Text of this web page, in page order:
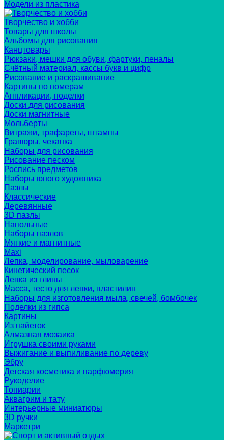
Модели из пластика
Творчество и хобби
Товары для школы
Альбомы для рисования
Канцтовары
Рюкзаки, мешки для обуви, фартуки, пеналы
Счётный материал, кассы букв и цифр
Рисование и раскрашивание
Картины по номерам
Аппликации, поделки
Доски для рисования
Доски магнитные
Мольберты
Витражи, трафареты, штампы
Гравюры, чеканка
Наборы для рисования
Рисование песком
Роспись предметов
Наборы юного художника
Пазлы
Классические
Деревянные
3D пазлы
Напольные
Наборы пазлов
Мягкие и магнитные
Maxi
Лепка, моделирование, мыловарение
Кинетический песок
Лепка из глины
Масса, тесто для лепки, пластилин
Наборы для изготовления мыла, свечей, бомбочек
Поделки из гипса
Картины
Из пайеток
Алмазная мозаика
Игрушка своими руками
Выжигание и выпиливание по дереву
Эбру
Детская косметика и парфюмерия
Рукоделие
Топиарии
Аквагрим и тату
Интерьерные миниатюры
3D ручки
Маркетри